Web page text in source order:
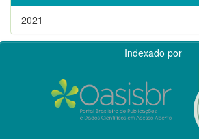
2021
Indexado por